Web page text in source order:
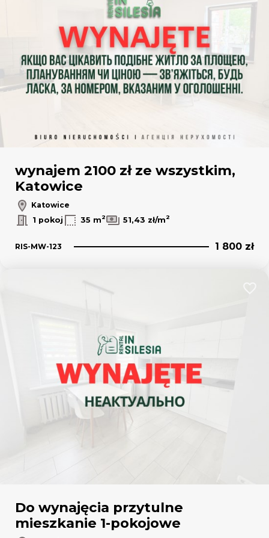
wynajem 2100 zł ze wszystkim,
Katowice
Katowice
1 pokoj
35 m2 51,43 zł/m2
RIS-MW-123 1 800 zł
Do wynajęcia przytulne
mieszkanie 1-pokojowe